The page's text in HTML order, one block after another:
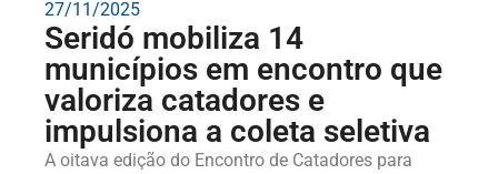
27/11/2025
Seridó mobiliza 14
municípios em encontro que
valoriza catadores e
impulsiona a coleta seletiva
A oitava edição do Encontro de Catadores para